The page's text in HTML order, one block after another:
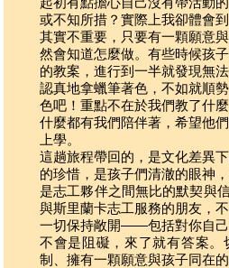
或不知所措？實際上我卻體會
其實不重要，只要有⼀顆願意
然會知道怎麼做。有些時候孩⼦
的教案，進⾏到 ⼀半就發現無
認真地拿蠟筆著⾊ ，不如就順勢
⾊吧！重點不在於我們教了什麼
什麼都有我們陪伴著，希望他
上學。
這趟旅程帶回的，是⽂化差異
的珍惜，是孩⼦們清澈的眼神
是志⼯夥伴之間無比的默契與
與斯⾥蘭卡志⼯服務的朋友，
⼀切保持敞開——包括對你⾃⼰
不會是阻礙，來了就有答案。
制、擁有⼀顆願意與孩⼦同在的